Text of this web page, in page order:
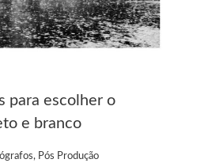
para escolher o
e branco
Pós Produção